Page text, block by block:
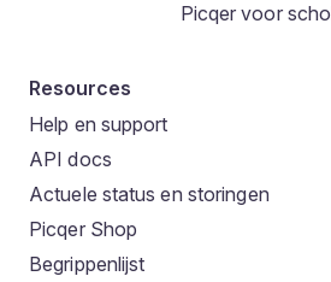
Picqer voor
Resources
Help en support
API docs
Actuele status en storingen
Picqer Shop
Begrippenlijst